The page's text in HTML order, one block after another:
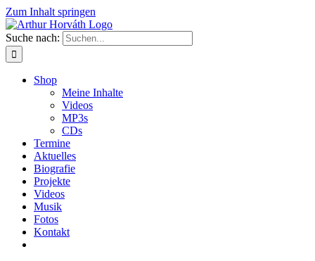
Zum Inhalt springen
Suche nach:
Shop
Meine Inhalte
Videos
MP3s
CDs
Termine
Aktuelles
Biografie
Projekte
Videos
Musik
Fotos
Kontakt